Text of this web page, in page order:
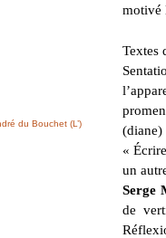
du Bouchet (L’)
motivé
Textes
«
un
Serge
de